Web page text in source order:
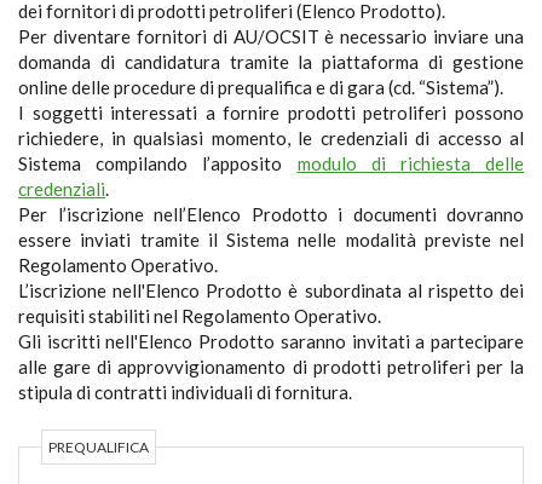
dei fornitori di prodotti petroliferi (Elenco Prodotto).
Per diventare fornitori di AU/OCSIT è necessario inviare una
domanda di candidatura tramite la piattaforma di gestione
online delle procedure di prequalifica e di gara (cd. “Sistema”).
I soggetti interessati a fornire prodotti petroliferi possono
richiedere, in qualsiasi momento, le credenziali di accesso al
Sistema compilando l’apposito modulo di richiesta delle
credenziali.
Per l’iscrizione nell’Elenco Prodotto i documenti dovranno
essere inviati tramite il Sistema nelle modalità previste nel
Regolamento Operativo.
L’iscrizione nell'Elenco Prodotto è subordinata al rispetto dei
requisiti stabiliti nel Regolamento Operativo.
Gli iscritti nell'Elenco Prodotto saranno invitati a partecipare
alle gare di approvvigionamento di prodotti petroliferi per la
stipula di contratti individuali di fornitura.
PREQUALIFICA